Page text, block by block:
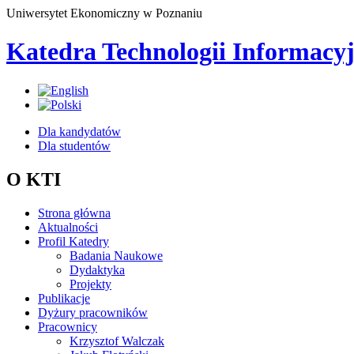
Uniwersytet Ekonomiczny w Poznaniu
Katedra Technologii
Dla kandydatów
Dla studentów
O KTI
Strona główna
Aktualności
Profil Katedry
Badania Naukowe
Dydaktyka
Projekty
Publikacje
Dyżury pracowników
Pracownicy
Krzysztof Walczak